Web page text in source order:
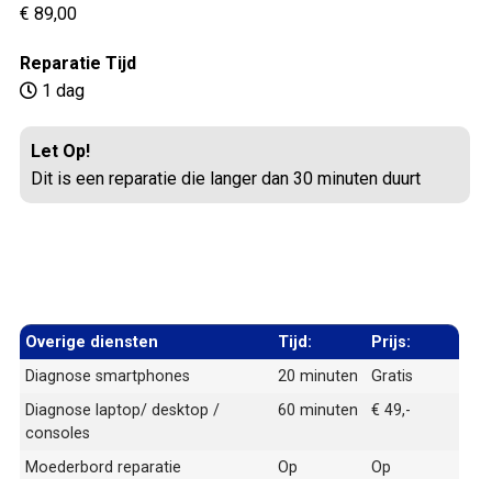
€ 89,00
Reparatie Tijd
1 dag
Let Op!
Dit is een reparatie die langer dan 30 minuten duurt
Overige diensten Tijd:
Prijs:
Diagnose smartphones
20 minuten
Gratis
Diagnose laptop/ desktop /
consoles
60 minuten € 49,-
Moederbord reparatie
Op
Op